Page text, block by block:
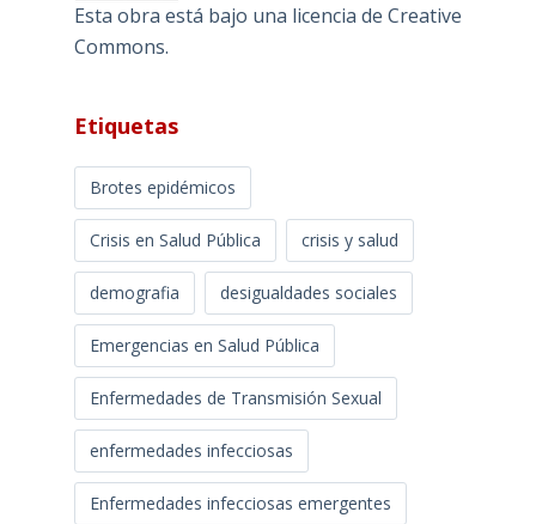
Esta obra está bajo una licencia de Creative
Commons.
Etiquetas
Brotes epidémicos
Crisis en Salud Pública crisis y salud
demografia desigualdades sociales
Emergencias en Salud Pública
Enfermedades de Transmisión Sexual
enfermedades infecciosas
Enfermedades infecciosas emergentes